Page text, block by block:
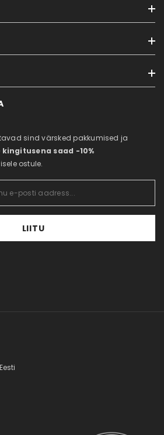
sind värsked pakkumised ja
kingitusena saad -10%
ostule.
LIITU